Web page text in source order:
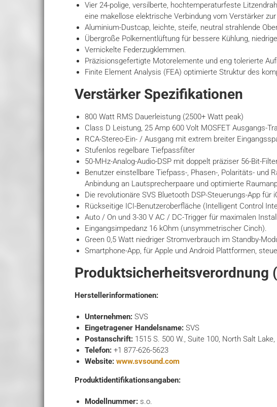
Vier 24-polige, versilberte, hochtemperaturfeste
eine makellose elektrische Verbindung vom Verstärker
Aluminium-Dustcap, leichte, steife, neutral strahlende
Übergroße Polkernentlüftung für bessere Kühlung,
Vernickelte Federzugklemmen.
Präzisionsgefertigte Motorelemente und eng tolerierte
Finite Element Analysis (FEA) optimierte Struktur des
Verstärker Spezifikationen
800 Watt RMS Dauerleistung (2500+ Watt peak)
Class D Leistung, 25 Amp 600 Volt MOSFET Ausgangs-
RCA-Stereo-Ein- / Ausgang mit extrem breiter
Stufenlos regelbare Tiefpassfilter
50-MHz-Analog-Audio-DSP mit doppelt präziser 56-Bit-
Benutzer einstellbare Tiefpass-, Phasen-, Polaritäts-
Anbindung an Lautsprecherpaare und optimierte
Die revolutionäre SVS Bluetooth DSP-Steuerungs-App
Rückseitige ICI-Benutzeroberfläche (Intelligent Control
Auto / On und 3-30 V AC / DC-Trigger für maximalen
Eingangsimpedanz 16 kOhm (unsymmetrischer Cinch).
Green 0,5 Watt niedriger Stromverbrauch im Standby-
Smartphone-App, für Apple und Android Plattformen,
Produktsicherheitsverordnung
Herstellerinformationen:
Unternehmen: SVS
Eingetragener Handelsname: SVS
Postanschrift: 1515 S. 500 W., Suite 100, North Salt
Telefon: +1 877-626-5623
Website: www.svsound.com
Produktidentifikationsangaben:
Modellnummer: s.o.